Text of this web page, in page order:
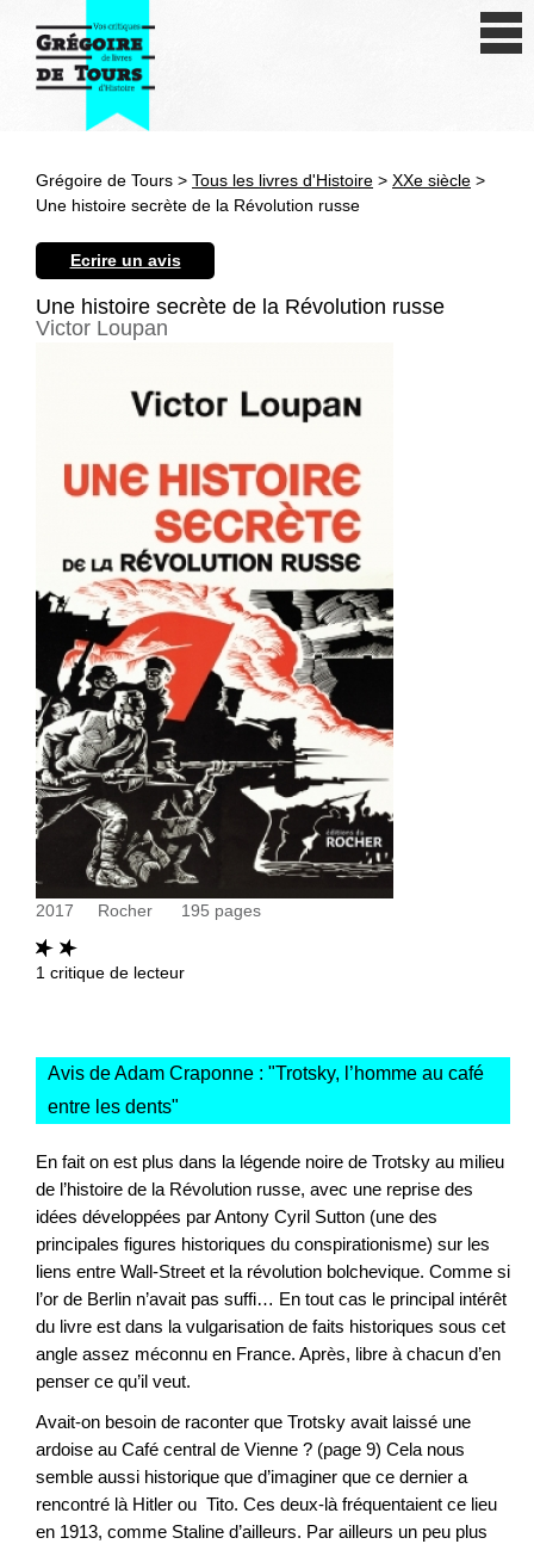
Antiquité
Epoque moderne
XXe siècle
Autres civilisations
Thématiques
Grégoire de Tours > Tous les livres d'Histoire > XXe siècle >
Une histoire secrète de la Révolution russe
Ecrire un avis
Une histoire secrète de la Révolution russe
Victor Loupan
2017 Rocher 195 pages
1 critique de lecteur
Avis de Adam Craponne : "Trotsky, l’homme au café
entre les dents"
En fait on est plus dans la légende noire de Trotsky au milieu
de l’histoire de la Révolution russe, avec une reprise des
idées développées par Antony Cyril Sutton (une des
principales figures historiques du conspirationisme) sur les
liens entre Wall-Street et la révolution bolchevique. Comme si
l’or de Berlin n’avait pas suffi… En tout cas le principal intérêt
du livre est dans la vulgarisation de faits historiques sous cet
angle assez méconnu en France. Après, libre à chacun d’en
penser ce qu’il veut.
Avait-on besoin de raconter que Trotsky avait laissé une
ardoise au Café central de Vienne ? (page 9) Cela nous
semble aussi historique que d’imaginer que ce dernier a
rencontré là Hitler ou Tito. Ces deux-là fréquentaient ce lieu
en 1913, comme Staline d’ailleurs. Par ailleurs un peu plus